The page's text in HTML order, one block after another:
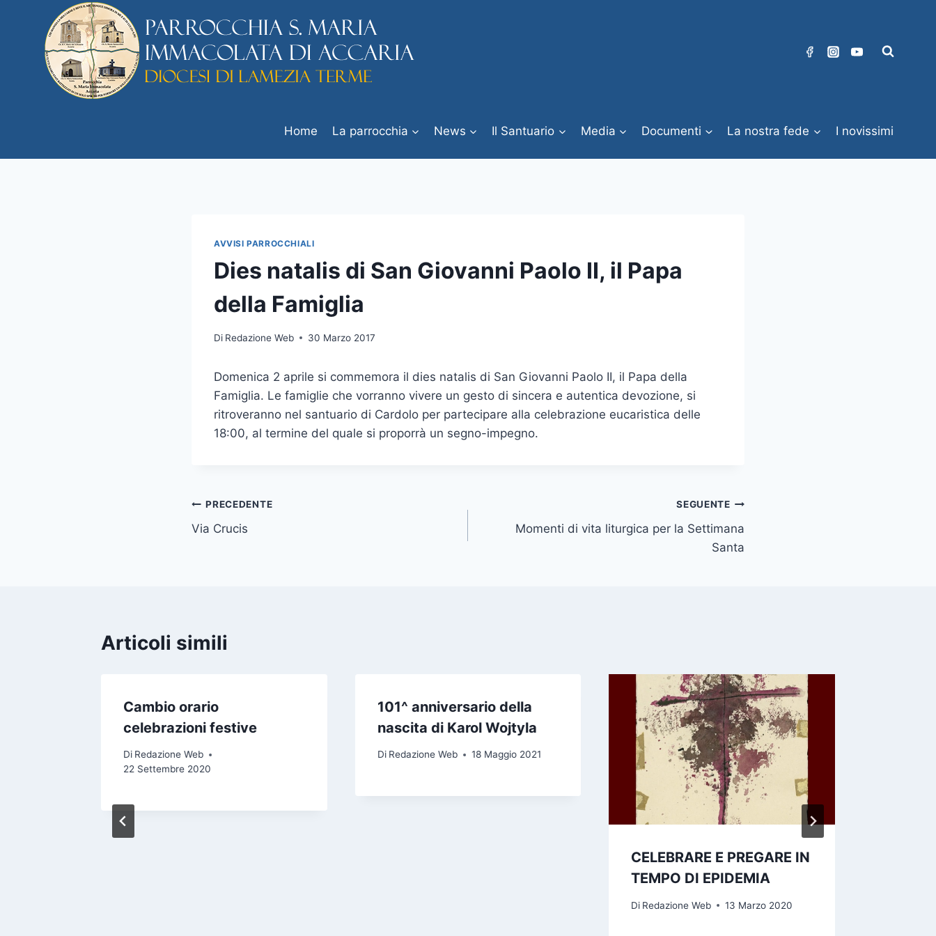
Home La parrocchia News Il Santuario Media Documenti La nostra fede I novissimi
AVVISI PARROCCHIALI
Dies natalis di San Giovanni Paolo II, il Papa
della Famiglia
Di Redazione Web 30 Marzo 2017
Domenica 2 aprile si commemora il dies natalis di San Giovanni Paolo II, il Papa della
Famiglia. Le famiglie che vorranno vivere un gesto di sincera e autentica devozione, si
ritroveranno nel santuario di Cardolo per partecipare alla celebrazione eucaristica delle
18:00, al termine del quale si proporrà un segno-impegno.
PRECEDENTE
Via Crucis
SEGUENTE
Momenti di vita liturgica per la Settimana
Santa
Articoli simili
Cambio orario
celebrazioni festive
Di Redazione Web
22 Settembre 2020
101^ anniversario della
nascita di Karol Wojtyla
Di Redazione Web 18 Maggio 2021
CELEBRARE E PREGARE IN
TEMPO DI EPIDEMIA
Di Redazione Web 13 Marzo 2020